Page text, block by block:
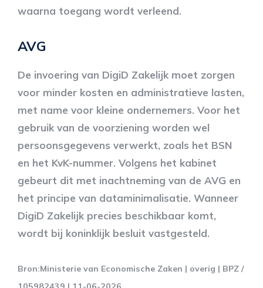
waarna toegang wordt verleend.
AVG
De invoering van DigiD Zakelijk moet zorgen
voor minder kosten en administratieve lasten,
met name voor kleine ondernemers. Voor het
gebruik van de voorziening worden wel
persoonsgegevens verwerkt, zoals het BSN
en het KvK-nummer. Volgens het kabinet
gebeurt dit met inachtneming van de AVG en
het principe van dataminimalisatie. Wanneer
DigiD Zakelijk precies beschikbaar komt,
wordt bij koninklijk besluit vastgesteld.
Bron:Ministerie van Economische Zaken | overig | BPZ /